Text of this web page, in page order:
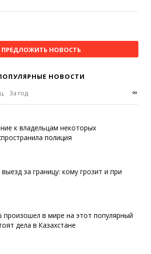
ПРЕДЛОЖИТЬ НОВОСТЬ
НОВОСТИ
За год ∞
к владельцам некоторых
полиция
за границу: кому грозит и при
произошел в мире на этот популярный
дела в Казахстане